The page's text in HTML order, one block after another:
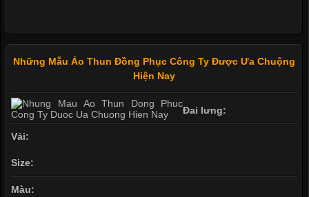
Những Mẫu Áo Thun Đồng Phục Công Ty Được Ưa Chuộng
Hiện Nay
Đai lưng:
Vải:
Size:
Màu: